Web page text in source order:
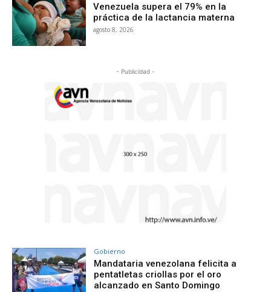
Venezuela supera el 79% en la
práctica de la lactancia materna
agosto 8, 2026
- Publicidad -
Gobierno
Mandataria venezolana felicita a
pentatletas criollas por el oro
alcanzado en Santo Domingo